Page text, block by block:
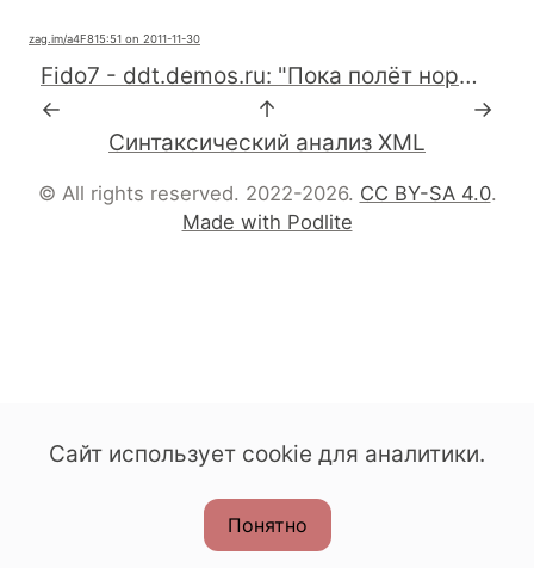
zag.im/a4F815:51 on 2011-11-30
Fido7 - ddt.demos.ru: "Пока полёт нормальный. Для топика можно заметить, что теперь это jail в 8-ке, которая запущена в линуксовом KVM-е :-)) Да, и всё это лежит на NetApp-е. [Bazinga!] " - http://groups.google.com/group/fido7.ru.unix.bsd/browse_thread/thread/d3dcb2a7db817360?hl=ru
←
↑
→
Синтаксический анализ XML
© All rights reserved. 2022-2026. CC BY-SA 4.0.
Made with Podlite
Сайт использует cookie для аналитики.
Понятно